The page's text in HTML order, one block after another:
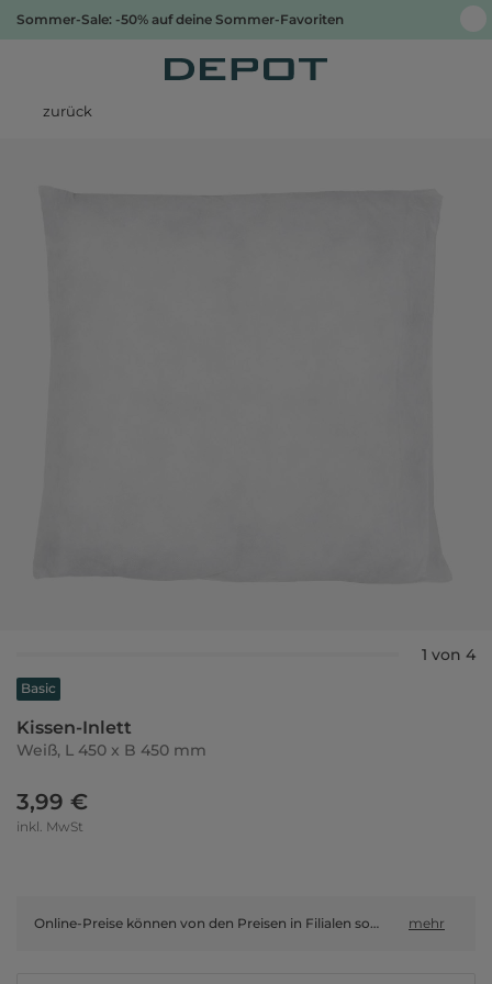
Sommer-Sale: -50% auf deine Sommer-Favoriten
zurück
1 von 4
Basic
Kissen-Inlett
Weiß, L 450 x B 450 mm
3,99 €
inkl. MwSt
Online-Preise können von den Preisen in Filialen sowie Shop-in-Shop-Flächen abweichen. mehr